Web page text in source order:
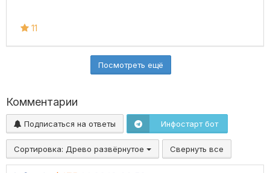
11
Посмотреть ещё
Комментарии
Подписаться на ответы Инфостарт бот
Сортировка: Древо развёрнутое Свернуть все